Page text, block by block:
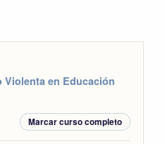
Violenta en Educación
Marcar curso completo